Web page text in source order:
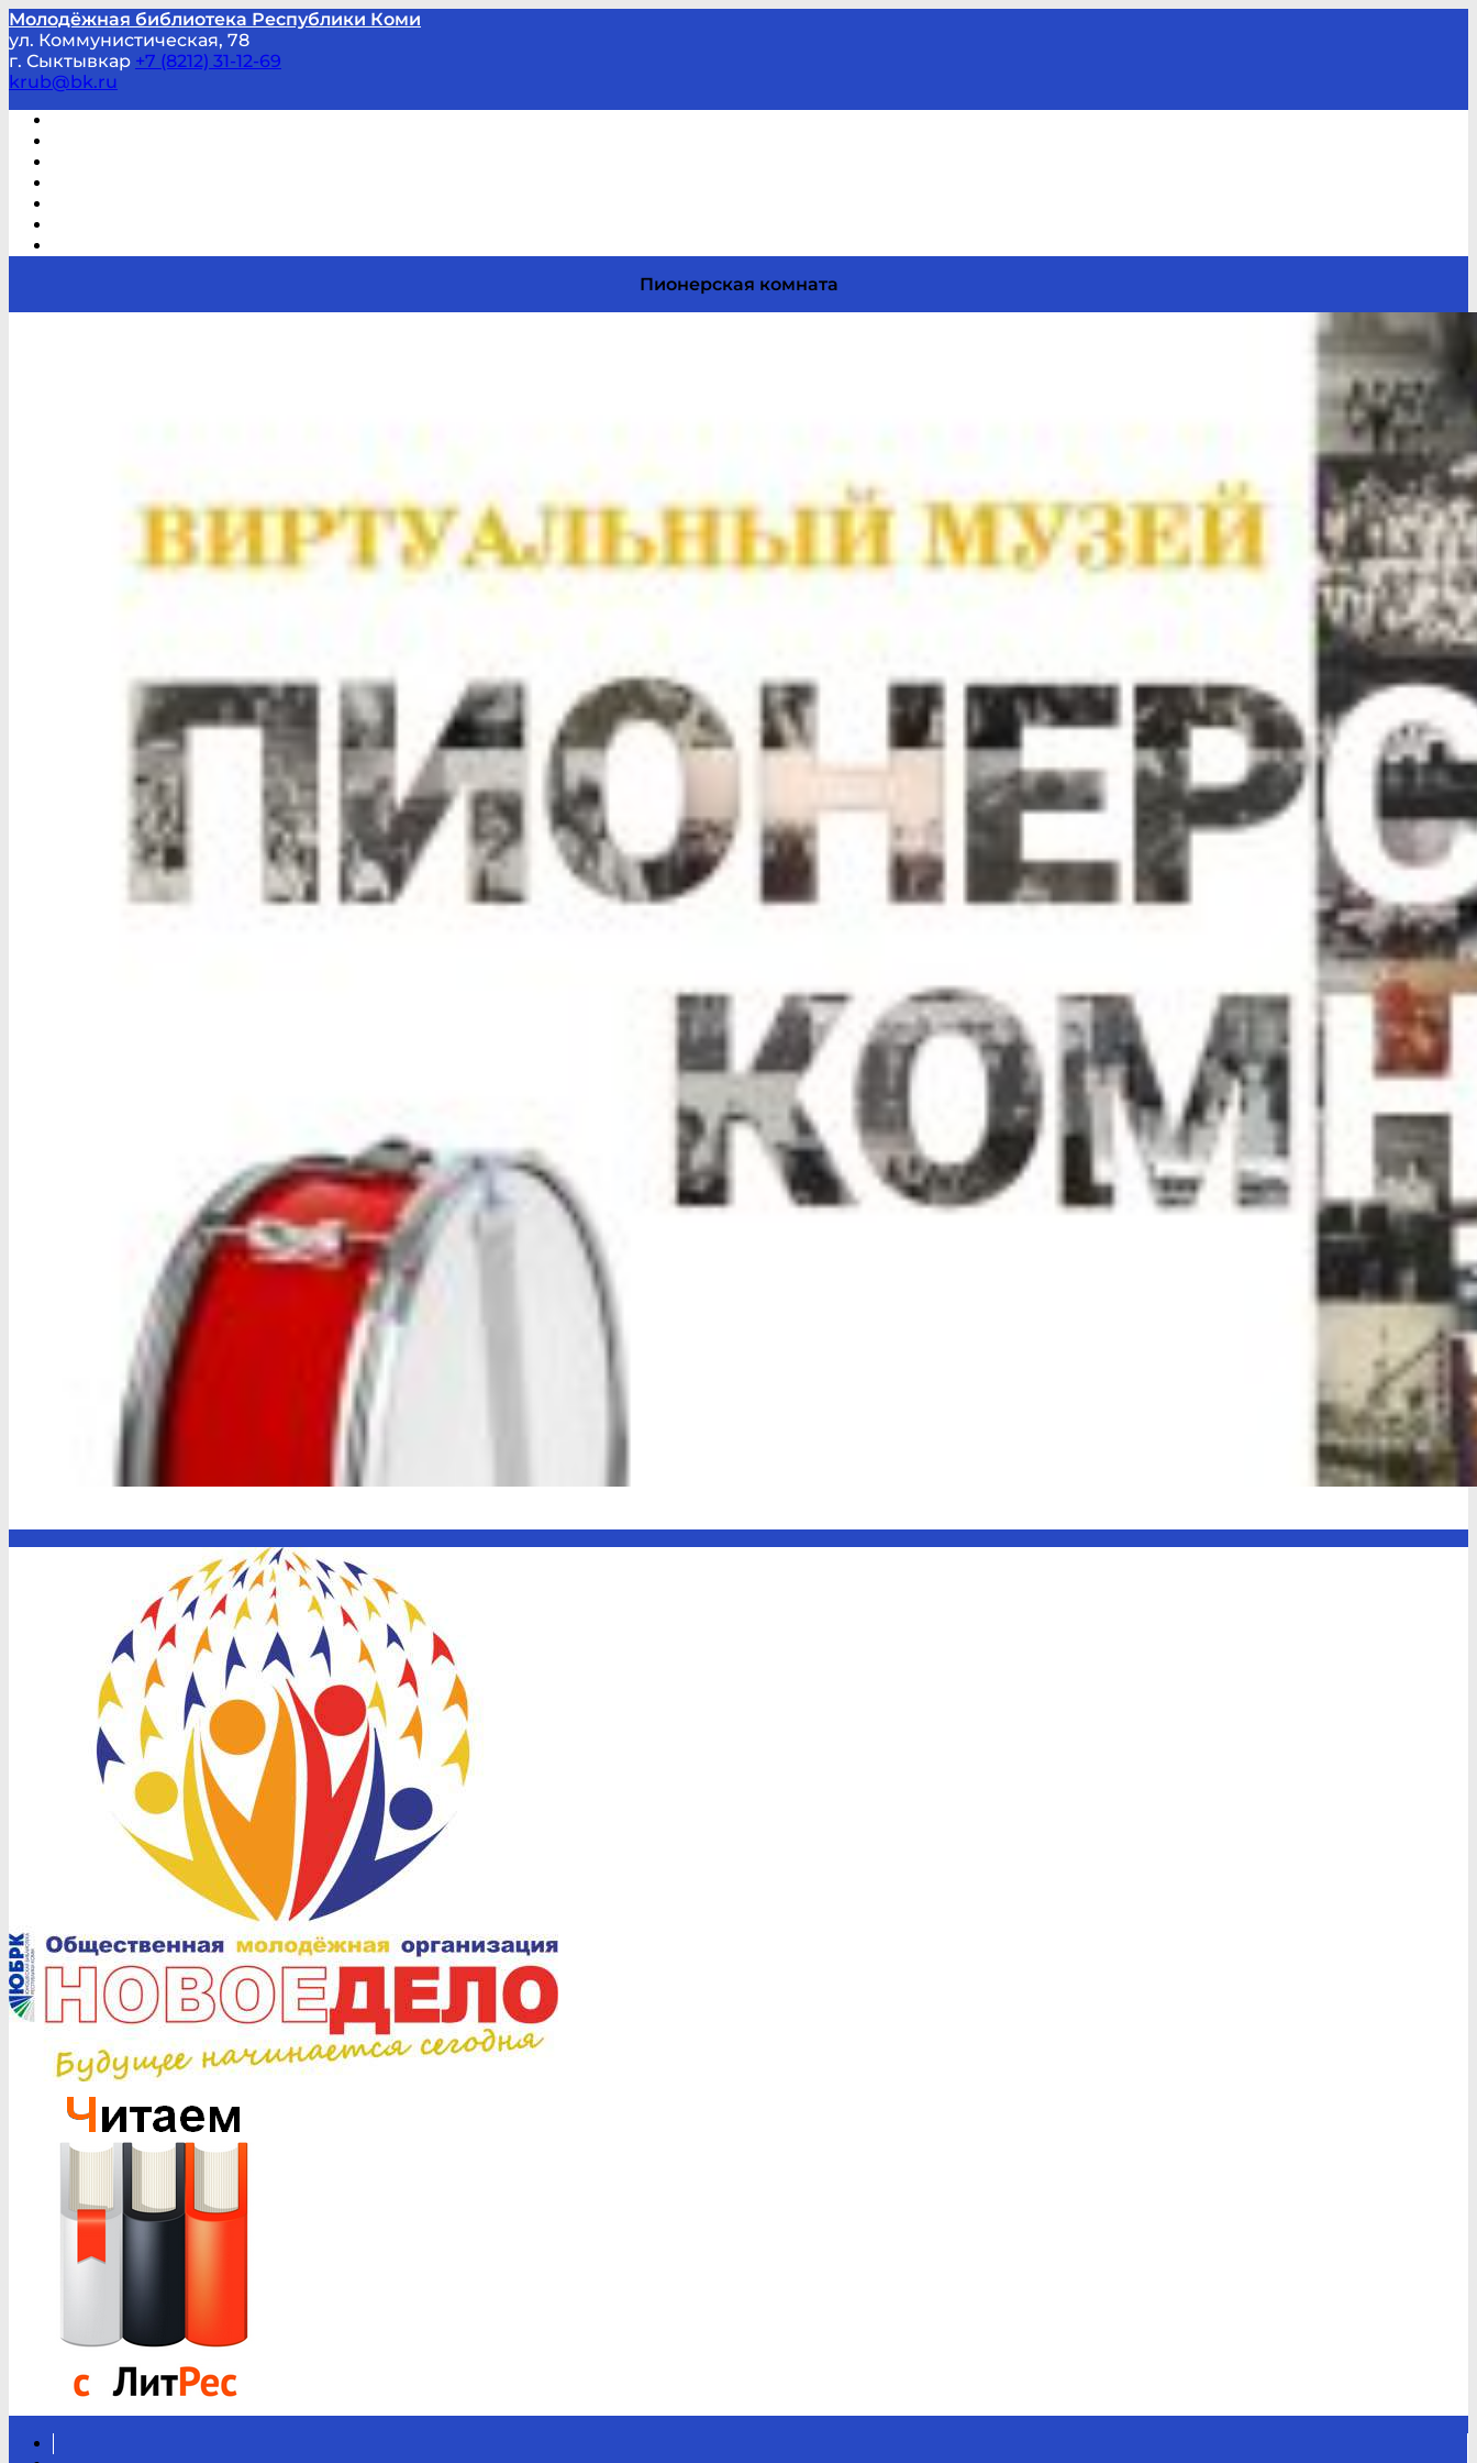
Молодёжная библиотека Республики Коми
ул. Коммунистическая, 78
г. Сыктывкар +7 (8212) 31-12-69
krub@bk.ru
Пионерская комната